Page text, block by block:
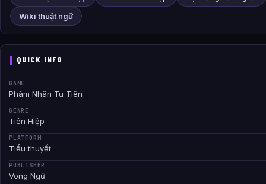
Wiki thuật ngữ
QUICK INFO
GAME
Phàm Nhân Tu Tiên
GENRE
Tiên Hiệp
PLATFORM
Tiểu thuyết
PUBLISHER
Vong Ngữ